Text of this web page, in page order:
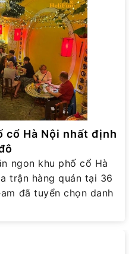
cổ Hà Nội nhất định
ngon khu phố cổ Hà
trận hàng quán tại 36
đã tuyển chọn danh